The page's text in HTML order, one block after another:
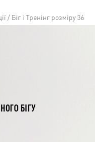
/ Біг і Тренінг розміру 36
БІГУ